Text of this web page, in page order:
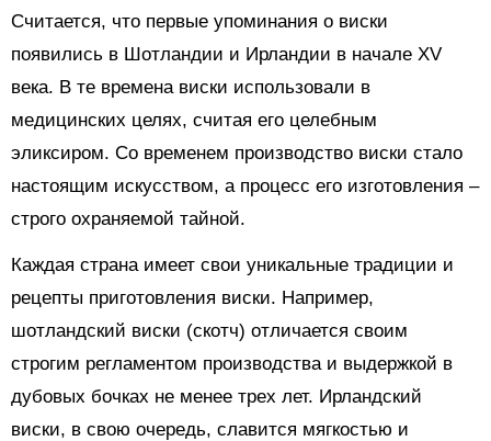
Считается, что первые упоминания о виски
появились в Шотландии и Ирландии в начале XV
века. В те времена виски использовали в
медицинских целях, считая его целебным
эликсиром. Со временем производство виски стало
настоящим искусством, а процесс его изготовления –
строго охраняемой тайной.
Каждая страна имеет свои уникальные традиции и
рецепты приготовления виски. Например,
шотландский виски (скотч) отличается своим
строгим регламентом производства и выдержкой в
дубовых бочках не менее трех лет. Ирландский
виски, в свою очередь, славится мягкостью и